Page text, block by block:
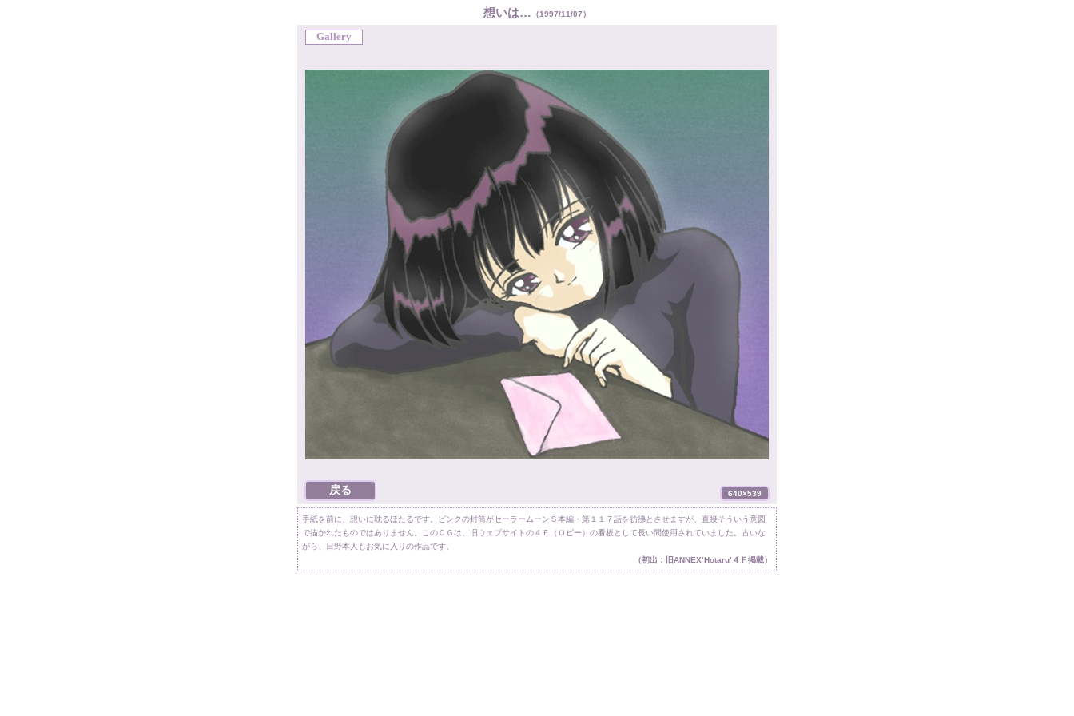
想いは… （1997/11/07）
Gallery
手紙を前に、想いに耽るほたるです。ピンクの封筒がセーラームーンＳ本編・第１１７話を彷彿とさせますが、直接そういう意図
で描かれたものではありません。このＣＧは、旧ウェブサイトの４Ｆ（ロビー）の看板として長い間使用されていました。古いな
がら、日野本人もお気に入りの作品です。
（初出：旧ANNEX’Hotaru’４Ｆ掲載）